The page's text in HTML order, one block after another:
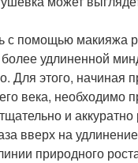
с помощью макияжа
удлиненной
Для этого, начиная
века, необходимо
и
вверх на
природного